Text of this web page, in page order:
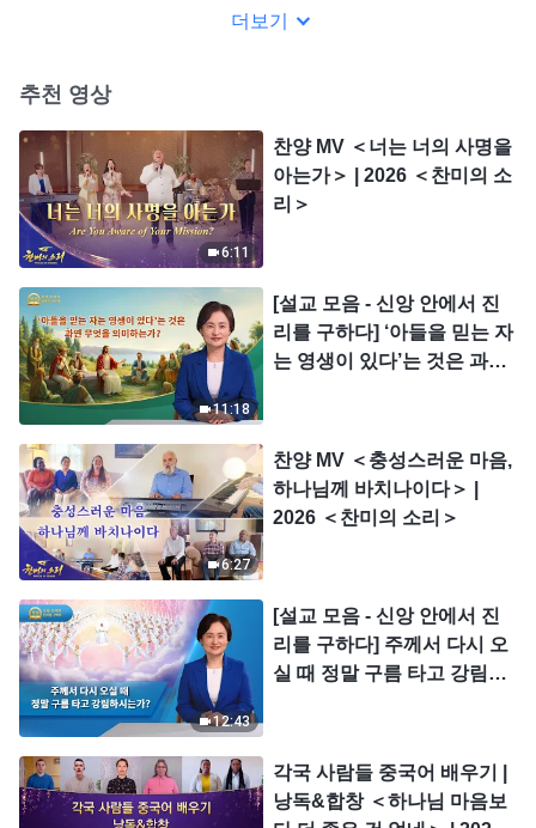
더보기
추천 영상
6:11
찬양 MV ＜너는 너의 사명을
아는가＞ | 2026 ＜찬미의 소
리＞
11:18
[설교 모음 - 신앙 안에서 진
리를 구하다] ‘아들을 믿는 자
는 영생이 있다’는 것은 과연
6:27
찬양 MV ＜충성스러운 마음,
하나님께 바치나이다＞ |
2026 ＜찬미의 소리＞
12:43
[설교 모음 - 신앙 안에서 진
리를 구하다] 주께서 다시 오
실 때 정말 구름 타고 강림하
각국 사람들 중국어 배우기 |
낭독&합창 ＜하나님 마음보